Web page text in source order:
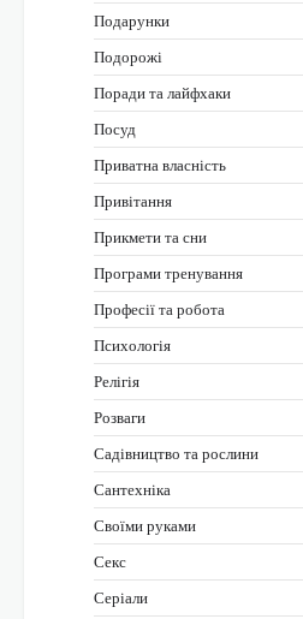
Подарунки
Подорожі
Поради та лайфхаки
Посуд
Приватна власність
Привітання
Прикмети та сни
Програми тренування
Професії та робота
Психологія
Релігія
Розваги
Садівництво та рослини
Сантехніка
Своїми руками
Секс
Серіали